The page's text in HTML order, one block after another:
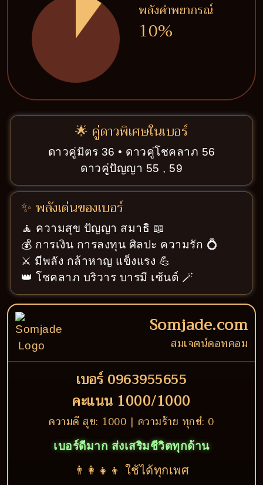
พลังคำพยากรณ์
10%
🌟 คู่ดาวพิเศษในเบอร์
ดาวคู่มิตร 36 • ดาวคู่โชคลาภ 56
ดาวคู่ปัญญา 55 , 59
✨ พลังเด่นของเบอร์
🧘 ความสุข ปัญญา สมาธิ 📖
💰 การเงิน การลงทุน ศิลปะ ความรัก 💍
⚔️ มีพลัง กล้าหาญ แข็งแรง 💪
👑 โชคลาภ บริวาร บารมี เซ้นต์ 🪄
Somjade.com
สมเจตน์ดอทคอม
เบอร์ 0963955655
คะแนน 1000/1000
ความดี สุข: 1000 | ความร้าย ทุกข์: 0
เบอร์ดีมาก ส่งเสริมชีวิตทุกด้าน
👨‍👩‍👧‍👦 ใช้ได้ทุกเพศ